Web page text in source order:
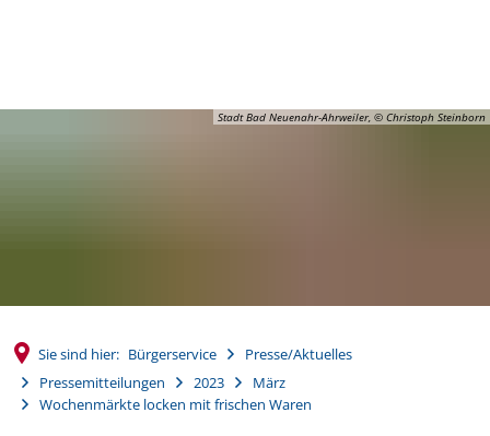
Stadt Bad Neuenahr-Ahrweiler, © Christoph Steinborn
Sie sind hier: Bürgerservice
Presse/Aktuelles
Pressemitteilungen
2023
März
Wochenmärkte locken mit frischen Waren